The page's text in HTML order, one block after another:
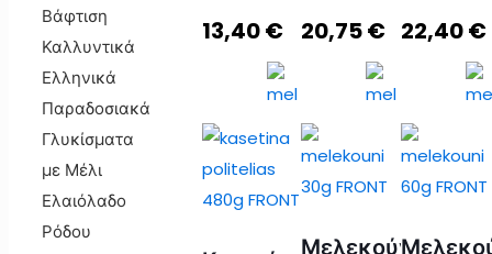
13,40€ 20,75€
DISPLAY
22,40€
DISPLAY
Μελεκούνι
Βάφτιση
Καλλυντικά
Ελληνικά
Παραδοσιακά
Γλυκίσματα
με Μέλι
Ελαιόλαδο
Ρόδου